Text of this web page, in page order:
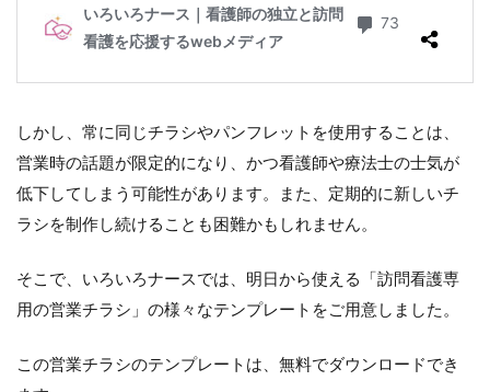
しかし、常に同じチラシやパンフレットを使用することは、
営業時の話題が限定的になり、かつ看護師や療法士の士気が
低下してしまう可能性があります。また、定期的に新しいチ
ラシを制作し続けることも困難かもしれません。
そこで、いろいろナースでは、明日から使える「訪問看護専
用の営業チラシ」の様々なテンプレートをご用意しました。
この営業チラシのテンプレートは、無料でダウンロードでき